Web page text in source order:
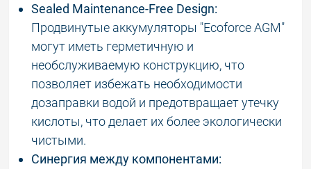
Sealed Maintenance-Free Design:
Продвинутые аккумуляторы "Ecoforce AGM"
могут иметь герметичную и
необслуживаемую конструкцию, что
позволяет избежать необходимости
дозаправки водой и предотвращает утечку
кислоты, что делает их более экологически
чистыми.
Синергия между компонентами: